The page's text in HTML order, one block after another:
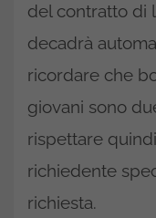
del contratto di
decadrà
ricordare che
giovani sono
rispettare
richiedente
richiesta.